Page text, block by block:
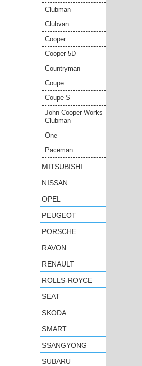
Clubman
Clubvan
Cooper
Cooper 5D
Countryman
Coupe
Coupe S
John Cooper Works
Clubman
One
Paceman
MITSUBISHI
NISSAN
OPEL
PEUGEOT
PORSCHE
RAVON
RENAULT
ROLLS-ROYCE
SEAT
SKODA
SMART
SSANGYONG
SUBARU